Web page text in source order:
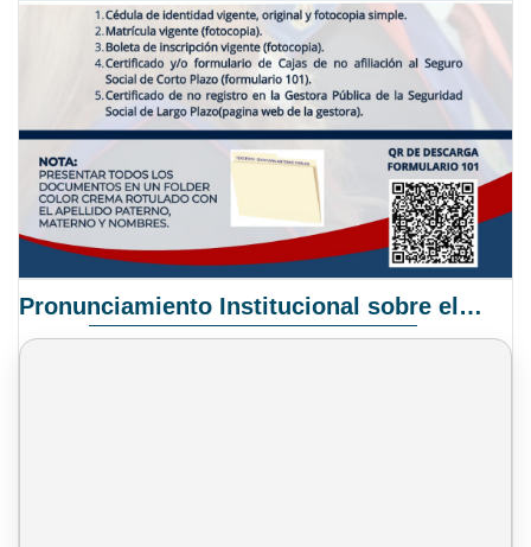
Pronunciamiento Institucional sobre el Proyecto de Ley N° 068/2025-2026 C.S.